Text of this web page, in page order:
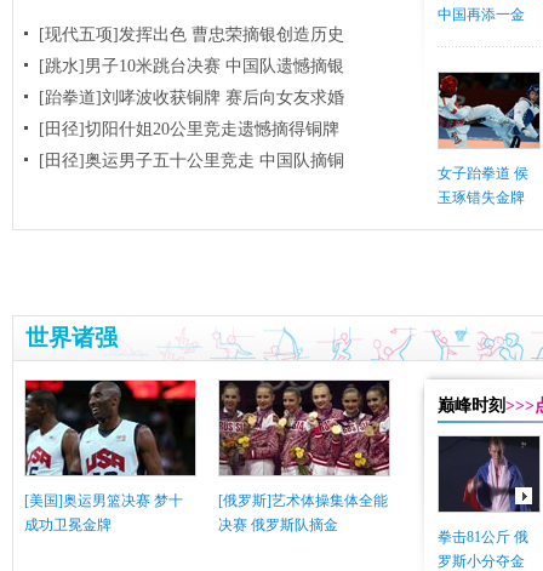
[现代五项]发挥出色 曹忠荣摘银创造历史
[跳水]男子10米跳台决赛 中国队遗憾摘银
[跆拳道]刘哮波收获铜牌 赛后向女友求婚
[田径]切阳什姐20公里竞走遗憾摘得铜牌
[田径]奥运男子五十公里竞走 中国队摘铜
中国再添一金
女子跆拳道 侯
玉琢错失金牌
世界诸强
[美国]奥运男篮决赛 梦十
成功卫冕金牌
[俄罗斯]艺术体操集体全能
决赛 俄罗斯队摘金
巅峰时刻>>>
拳击81公斤 俄
罗斯小分夺金